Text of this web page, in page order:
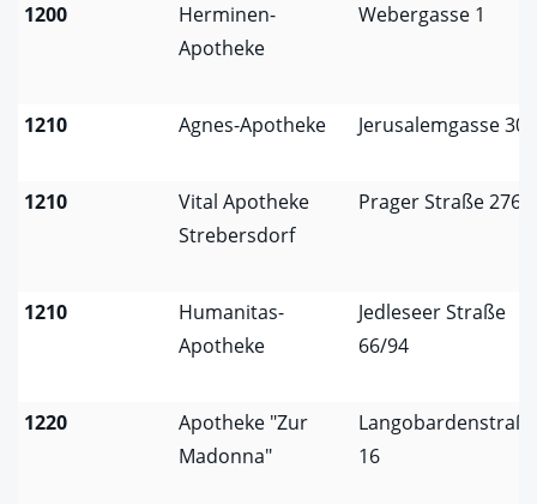
1200
Herminen-
Apotheke
Webergasse 1
1210 Agnes-Apotheke Jerusalemgasse 30
1210
Vital Apotheke
Strebersdorf
Prager Straße 276
1210
Humanitas-
Apotheke
Jedleseer Straße
66/94
1220
Apotheke "Zur
Madonna"
Langobardenstraße
16